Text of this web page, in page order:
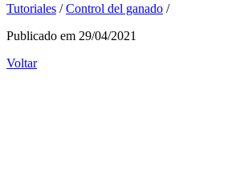
Tutoriales / Control del ganado /
Publicado em 29/04/2021
Voltar